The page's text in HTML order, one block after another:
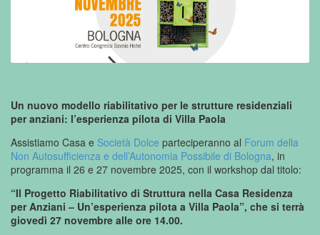
Un nuovo modello riabilitativo per le strutture residenziali
per anziani: l’esperienza pilota di Villa Paola
Assistiamo Casa e Società Dolce parteciperanno al Forum della
Non Autosufficienza e dell’Autonomia Possibile di Bologna, in
programma il 26 e 27 novembre 2025, con il workshop dal titolo:
“Il Progetto Riabilitativo di Struttura nella Casa Residenza
per Anziani – Un’esperienza pilota a Villa Paola”, che si terrà
giovedì 27 novembre alle ore 14.00.